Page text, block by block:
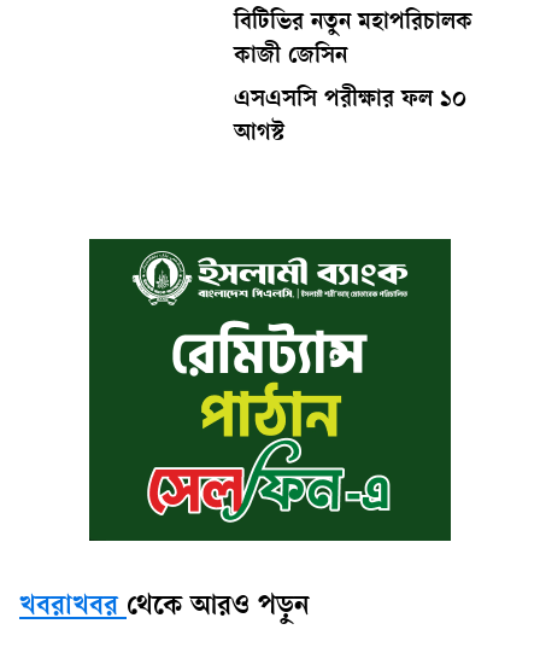
বিটিভির নতুন মহাপরিচালক
কাজী জেসিন
এসএসসি পরীক্ষার ফল ১০
আগস্ট
খবরাখবর থেকে আরও পড়ুন